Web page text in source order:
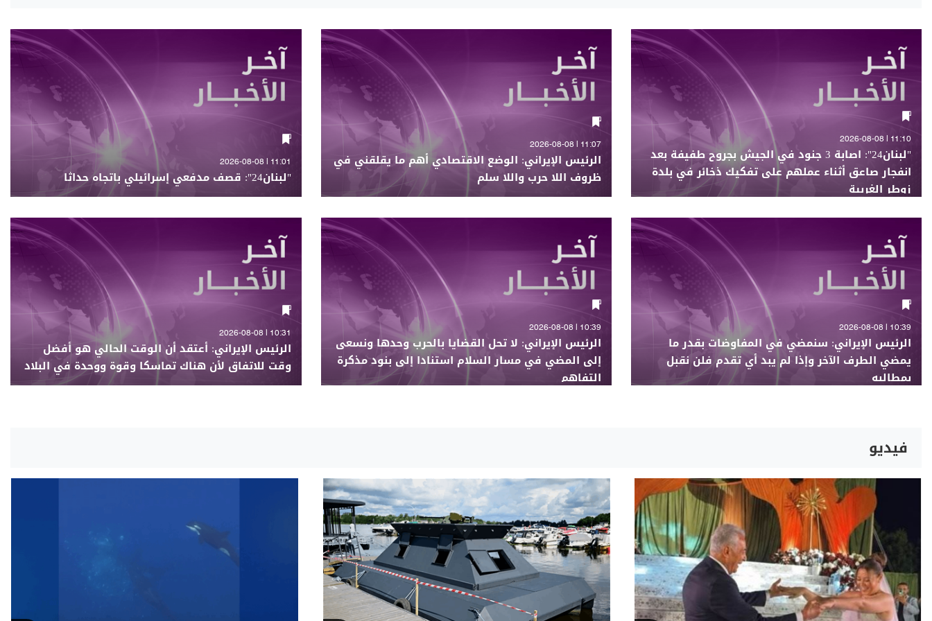
11:10 | 2026-08-08
"لبنان24": اصابة 3 جنود في الجيش بجروح طفيفة بعد
انفجار صاعق أثناء عملهم على تفكيك ذخائر في بلدة
زوطر الغربية
11:07 | 2026-08-08
الرئيس الإيراني: الوضع الاقتصادي أهم ما يقلقني في
ظروف اللا حرب واللا سلم
11:01 | 2026-08-08
"لبنان24": قصف مدفعي إسرائيلي باتجاه حداثا
10:39 | 2026-08-08
الرئيس الإيراني: سنمضي في المفاوضات بقدر ما
يمضي الطرف الآخر وإذا لم يبد أي تقدم فلن نقبل
بمطالبه
10:39 | 2026-08-08
الرئيس الإيراني: لا تحل القضايا بالحرب وحدها ونسعى
إلى المضي في مسار السلام استنادا إلى بنود مذكرة
التفاهم
10:31 | 2026-08-08
الرئيس الإيراني: أعتقد أن الوقت الحالي هو أفضل
وقت للاتفاق لأن هناك تماسكا وقوة ووحدة في البلاد
فيديو